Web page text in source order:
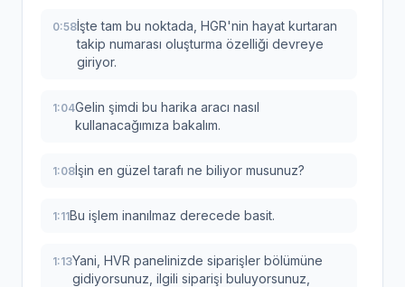
0:58İşte tam bu noktada, HGR'nin hayat kurtaran
takip numarası oluşturma özelliği devreye
giriyor.
1:04Gelin şimdi bu harika aracı nasıl
kullanacağımıza bakalım.
1:08İşin en güzel tarafı ne biliyor musunuz?
1:11Bu işlem inanılmaz derecede basit.
1:13Yani, HVR panelinizde siparişler bölümüne
gidiyorsunuz, ilgili siparişi buluyorsunuz,